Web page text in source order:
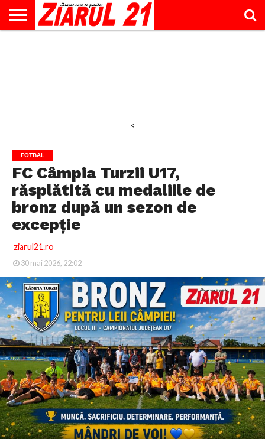
<
FOTBAL
FC Câmpia Turzii U17,
răsplătită cu medaliile de
bronz după un sezon de
excepție
ziarul21.ro
30 mai 2026, 22:02